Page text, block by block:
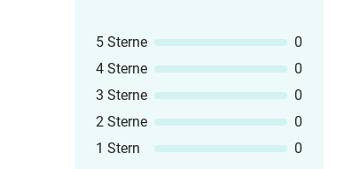
5 Sterne
0
4 Sterne
0
3 Sterne
0
2 Sterne
0
1 Stern
0